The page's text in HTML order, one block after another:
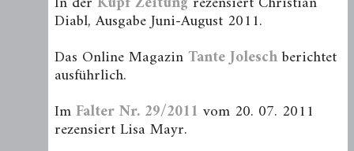
Diabl, Ausgabe Juni-August 2011.
Das Online MagazinTante Joleschberichtet
ausführlich.
ImFalter Nr. 29/2011 vom 20. 07. 2011
rezensiert Lisa Mayr.